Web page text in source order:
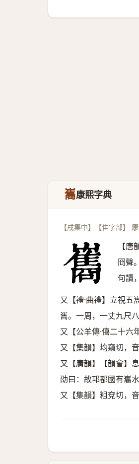
巂康熙字典
【戌集中】【隹字部】
【
冏聲
句讀
又【禮·曲禮】立視
巂。一周，一丈九尺八
又【公羊傳·僖二十六
又【集韻】均窺切，
又【廣韻】【韻會】
劭曰：故邛都國有巂
又【集韻】粗兗切，